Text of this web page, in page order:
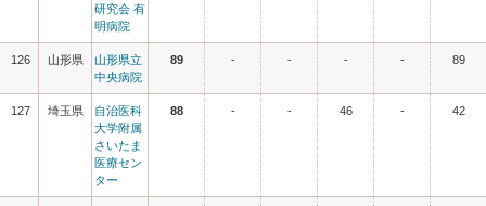
研究会 有
明病院
126 山形県
山形県立
中央病院
89 - - - - 89
127 埼玉県
自治医科
大学附属
さいたま
医療セン
ター
88 - - 46 - 42